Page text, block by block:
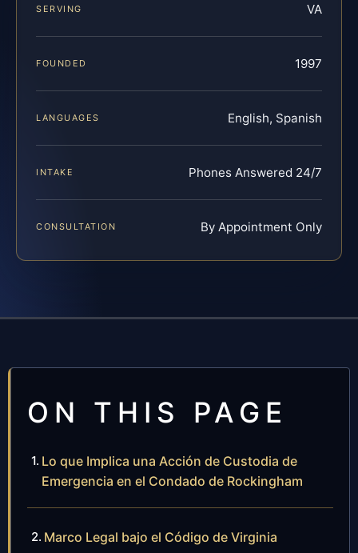
SERVING VA
FOUNDED 1997
LANGUAGES English, Spanish
INTAKE Phones Answered 24/7
CONSULTATION By Appointment Only
ON THIS PAGE
Lo que Implica una Acción de Custodia de
Emergencia en el Condado de Rockingham
Marco Legal bajo el Código de Virginia